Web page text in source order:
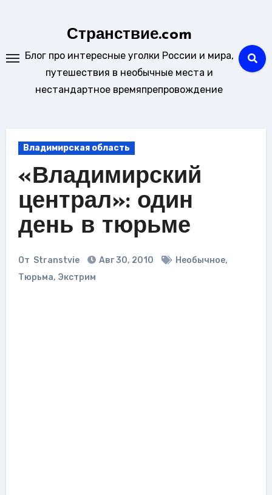
Странствие.com
Блог про интересные уголки России и мира,
путешествия в необычные места и
нестандартное времяпрепровождение
Владимирская область
«Владимирский
централ»: один
день в тюрьме
От Stranstvie Авг 30, 2010 Необычное,
Тюрьма, Экстрим